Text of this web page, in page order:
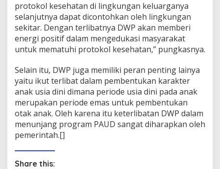
protokol kesehatan di lingkungan keluarganya
selanjutnya dapat dicontohkan oleh lingkungan
sekitar. Dengan terlibatnya DWP akan memberi
energi positif dalam mengedukasi masyarakat
untuk mematuhi protokol kesehatan,” pungkasnya.
Selain itu, DWP juga memiliki peran penting lainya
yaitu ikut terlibat dalam pembentukan karakter
anak usia dini dimana periode usia dini pada anak
merupakan periode emas untuk pembentukan
otak anak. Oleh karena itu keterlibatan DWP dalam
menunjang program PAUD sangat diharapkan oleh
pemerintah.[]
Share this: